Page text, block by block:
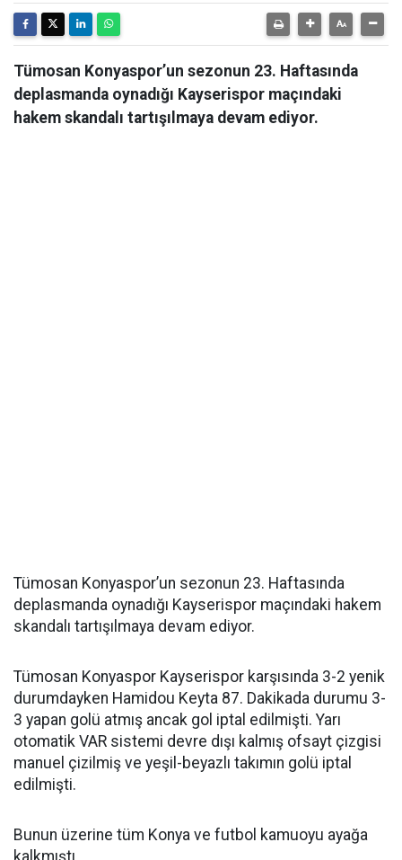
Tümosan Konyaspor’un sezonun 23. Haftasında
deplasmanda oynadığı Kayserispor maçındaki
hakem skandalı tartışılmaya devam ediyor.
Tümosan Konyaspor’un sezonun 23. Haftasında
deplasmanda oynadığı Kayserispor maçındaki hakem
skandalı tartışılmaya devam ediyor.
Tümosan Konyaspor Kayserispor karşısında 3-2 yenik
durumdayken Hamidou Keyta 87. Dakikada durumu 3-
3 yapan golü atmış ancak gol iptal edilmişti. Yarı
otomatik VAR sistemi devre dışı kalmış ofsayt çizgisi
manuel çizilmiş ve yeşil-beyazlı takımın golü iptal
edilmişti.
Bunun üzerine tüm Konya ve futbol kamuoyu ayağa
kalkmıştı.